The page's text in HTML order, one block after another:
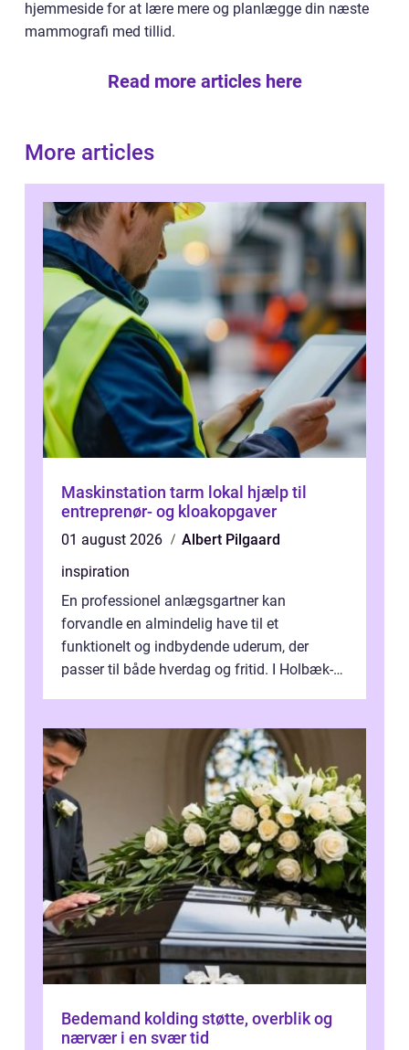
hjemmeside for at lære mere og planlægge din næste
mammografi med tillid.
Read more articles here
More articles
Maskinstation tarm lokal hjælp til
entreprenør- og kloakopgaver
01 august 2026
Albert Pilgaard
inspiration
En professionel anlægsgartner kan
forvandle en almindelig have til et
funktionelt og indbydende uderum, der
passer til både hverdag og fritid. I Holbæk-
Bedemand kolding støtte, overblik og
nærvær i en svær tid